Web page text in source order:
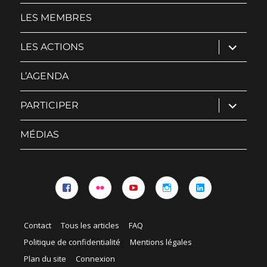
LES MEMBRES
LES ACTIONS ouvrir
le
sous-
L’AGENDA
PARTICIPER ouvrir
le
sous-
MÉDIAS
Contact Tous les articles
FAQ
Politique de confidentialité
Mentions légales
Plan du site
Connexion